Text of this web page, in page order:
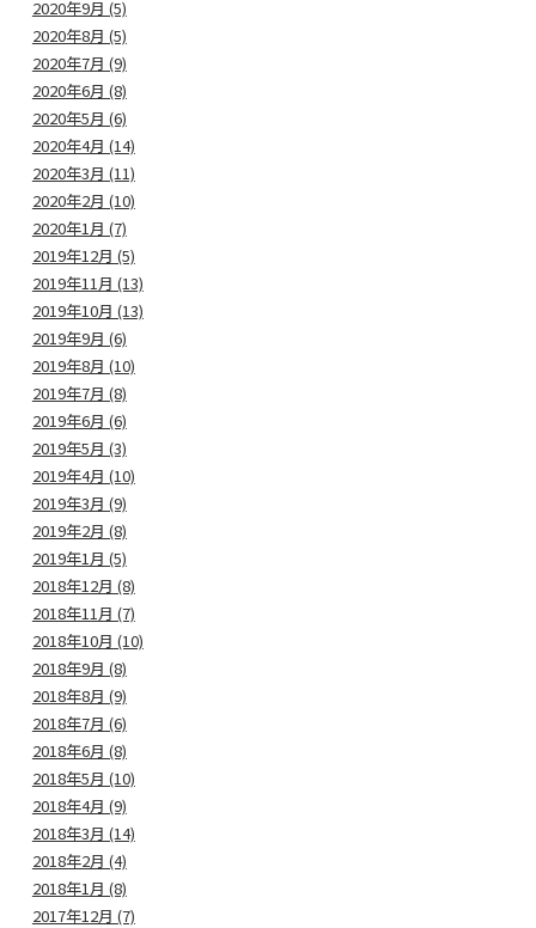
2020年9月 (5)
2020年8月 (5)
2020年7月 (9)
2020年6月 (8)
2020年5月 (6)
2020年4月 (14)
2020年3月 (11)
2020年2月 (10)
2020年1月 (7)
2019年12月 (5)
2019年11月 (13)
2019年10月 (13)
2019年9月 (6)
2019年8月 (10)
2019年7月 (8)
2019年6月 (6)
2019年5月 (3)
2019年4月 (10)
2019年3月 (9)
2019年2月 (8)
2019年1月 (5)
2018年12月 (8)
2018年11月 (7)
2018年10月 (10)
2018年9月 (8)
2018年8月 (9)
2018年7月 (6)
2018年6月 (8)
2018年5月 (10)
2018年4月 (9)
2018年3月 (14)
2018年2月 (4)
2018年1月 (8)
2017年12月 (7)